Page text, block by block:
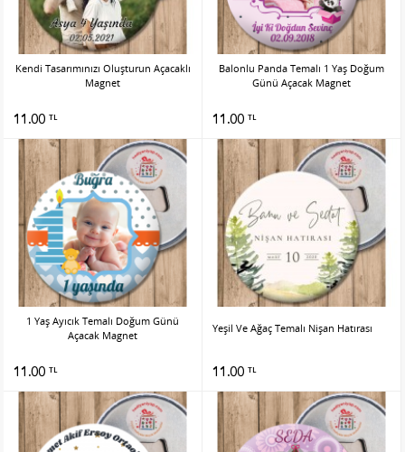
Kendi Tasarımınızı Oluşturun Açacaklı
Magnet
11.00 TL
Balonlu Panda Temalı 1 Yaş Doğum
Günü Açacak Magnet
11.00 TL
1 Yaş Ayıcık Temalı Doğum Günü
Açacak Magnet
11.00 TL
Yeşil Ve Ağaç Temalı Nişan Hatırası
11.00 TL